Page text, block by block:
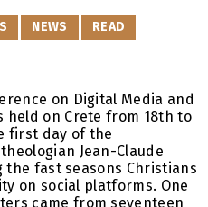
NEWS READ
on Digital Media and
held on Crete from 18th to
first day of the
Jean-Claude
fast seasons Christians
on social platforms. One
came from seventeen